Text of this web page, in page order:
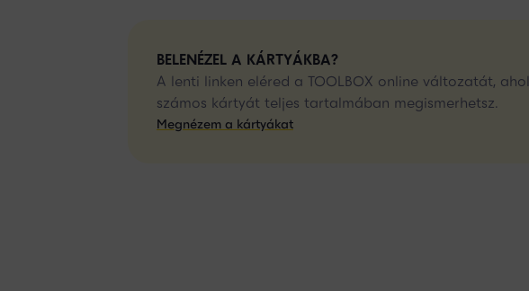
BELENÉZEL A KÁRTYÁKBA?
A lenti linken eléred a TOOLBOX online változatát, ahol
számos kártyát teljes tartalmában megismerhetsz.
Megnézem a kártyákat